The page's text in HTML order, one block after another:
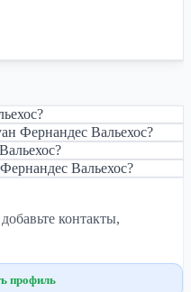
Фернандес Вальехос?
Вальехос?
контакты,
профиль